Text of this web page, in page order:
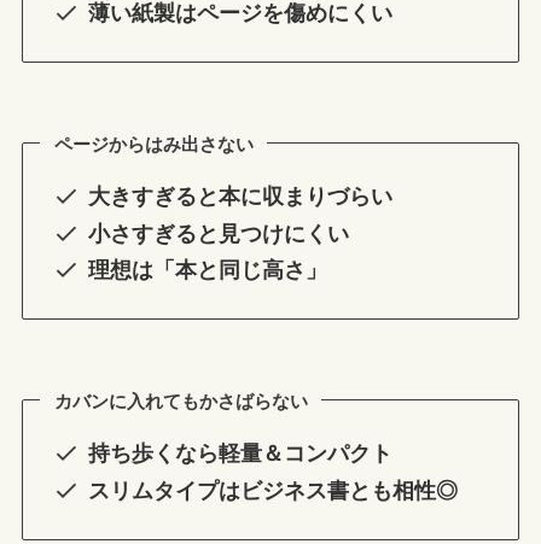
薄い紙製はページを傷めにくい
ページからはみ出さない
大きすぎると本に収まりづらい
小さすぎると見つけにくい
理想は「本と同じ高さ」
カバンに入れてもかさばらない
持ち歩くなら軽量＆コンパクト
スリムタイプはビジネス書とも相性◎